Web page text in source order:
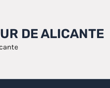
DE ALICANTE